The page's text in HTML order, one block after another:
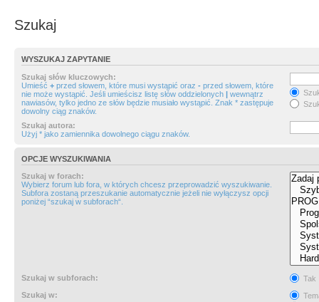
Szukaj
WYSZUKAJ ZAPYTANIE
Szukaj słów kluczowych:
Umieść + przed słowem, które musi wystąpić oraz - przed słowem, które
nie może wystąpić. Jeśli umieścisz listę słów oddzielonych | wewnątrz
nawiasów, tylko jedno ze słów będzie musiało wystąpić. Znak * zastępuje
dowolny ciąg znaków.
Szukaj autora:
Użyj * jako zamiennika dowolnego ciągu znaków.
OPCJE WYSZUKIWANIA
Szukaj w forach:
Wybierz forum lub fora, w których chcesz przeprowadzić wyszukiwanie.
Subfora zostaną przeszukanie automatycznie jeżeli nie wyłączysz opcji
poniżej “szukaj w subforach“.
Szukaj w subforach:
Tak
Szukaj w: